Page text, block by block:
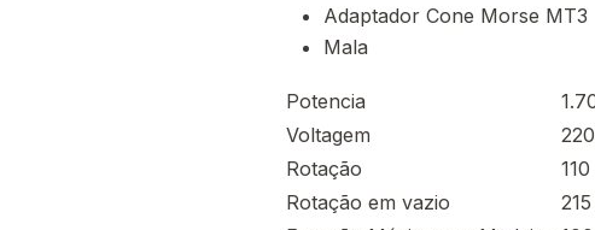
Adaptador Cone Morse MT3
Mala
Potencia
Voltagem
Rotação
Rotação em vazio